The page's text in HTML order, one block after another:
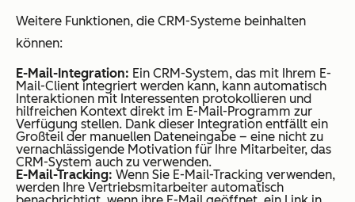
Weitere Funktionen, die CRM-Systeme beinhalten
können:
E-Mail-Integration: Ein CRM-System, das mit Ihrem E-
Mail-Client integriert werden kann, kann automatisch
Interaktionen mit Interessenten protokollieren und
hilfreichen Kontext direkt im E-Mail-Programm zur
Verfügung stellen. Dank dieser Integration entfällt ein
Großteil der manuellen Dateneingabe – eine nicht zu
vernachlässigende Motivation für Ihre Mitarbeiter, das
CRM-System auch zu verwenden.
E-Mail-Tracking: Wenn Sie E-Mail-Tracking verwenden,
werden Ihre Vertriebsmitarbeiter automatisch